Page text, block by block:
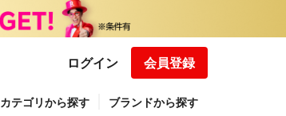
ログイン 会員登録
カテゴリから探す ブランドから探す